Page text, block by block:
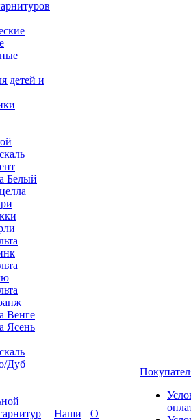
детей и
Белый
Венге
Ясень
Дуб
Наши
О